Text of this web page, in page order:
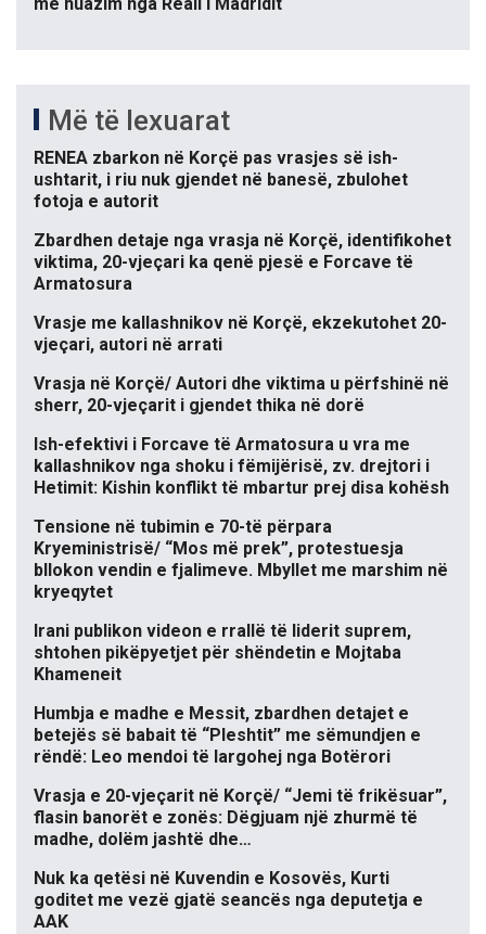
Më të lexuarat
RENEA zbarkon në Korçë pas vrasjes së ish-
ushtarit, i riu nuk gjendet në banesë, zbulohet
fotoja e autorit
Zbardhen detaje nga vrasja në Korçë, identifikohet
viktima, 20-vjeçari ka qenë pjesë e Forcave të
Armatosura
Vrasje me kallashnikov në Korçë, ekzekutohet 20-
vjeçari, autori në arrati
Vrasja në Korçë/ Autori dhe viktima u përfshinë në
sherr, 20-vjeçarit i gjendet thika në dorë
Ish-efektivi i Forcave të Armatosura u vra me
kallashnikov nga shoku i fëmijërisë, zv. drejtori i
Hetimit: Kishin konflikt të mbartur prej disa kohësh
Tensione në tubimin e 70-të përpara
Kryeministrisë/ “Mos më prek”, protestuesja
bllokon vendin e fjalimeve. Mbyllet me marshim në
kryeqytet
Irani publikon videon e rrallë të liderit suprem,
shtohen pikëpyetjet për shëndetin e Mojtaba
Khameneit
Humbja e madhe e Messit, zbardhen detajet e
betejës së babait të “Pleshtit” me sëmundjen e
rëndë: Leo mendoi të largohej nga Botërori
Vrasja e 20-vjeçarit në Korçë/ “Jemi të frikësuar”,
flasin banorët e zonës: Dëgjuam një zhurmë të
madhe, dolëm jashtë dhe…
Nuk ka qetësi në Kuvendin e Kosovës, Kurti
goditet me vezë gjatë seancës nga deputetja e
AAK